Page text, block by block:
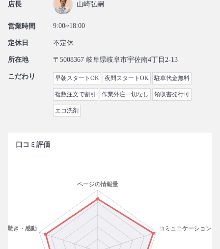
店長 山崎弘嗣
営業時間 9:00~18:00
定休日 不定休
所在地 〒5008367 岐阜県岐阜市宇佐南4丁目2-13
こだわり 早朝スタートOK 夜間スタートOK 駐車代金無料
複数注文で割引 作業外注一切なし 領収書発行可
エコ洗剤
口コミ評価